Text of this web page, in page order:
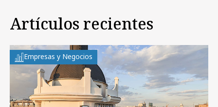
Artículos recientes
Empresas y Negocios